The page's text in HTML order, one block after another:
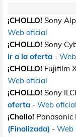
¡CHOLLO! Sony
Web oficial
¡CHOLLO! Sony
Ir a la oferta -
¡CHOLLO! Fujifilm
Web oficial
¡CHOLLO! Sony
oferta - Web oficial
¡Chollo! Panasonic
(Finalizada) - Web